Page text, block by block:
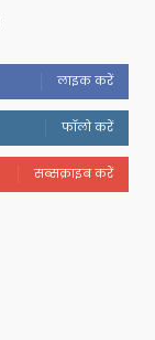
लाइक करें
फॉलो करें
सब्सक्राइब करें